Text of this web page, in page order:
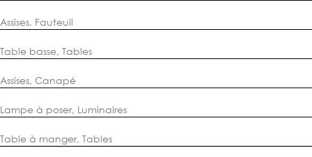
Assises, Fauteuil
Table basse, Tables
Assises, Canapé
Lampe à poser, Luminaires
Table à manger, Tables